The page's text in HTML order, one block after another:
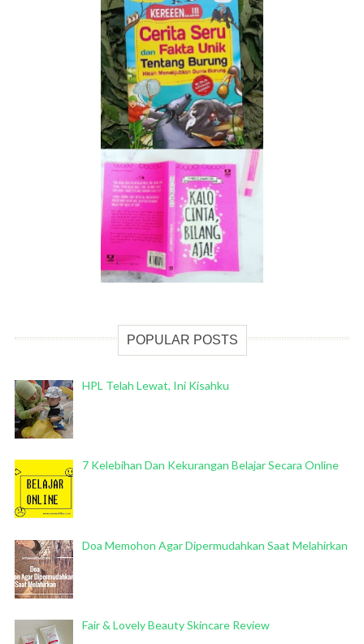
POPULAR POSTS
HPL Telah Lewat, Ini Kisahku
7 Kelebihan Dan Kekurangan Belajar Secara Online
Doa Memohon Agar Dipermudahkan Saat Melahirkan
Fair & Lovely Beauty Skincare Review